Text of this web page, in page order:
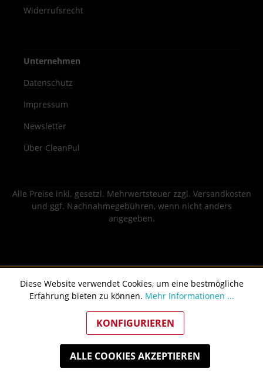
Widerrufsrecht
Unternehmen
Datenschutz
Impressum
Newsletter
Über CleanPul
Alle Preise inkl. gesetzl. Mehrwertsteuer zzgl. Versandkosten
und ggf. Nachnahmegebühren, wenn nicht anders
angegeben.
Diese Website verwendet Cookies, um eine bestmögliche
Erfahrung bieten zu können. Mehr Informationen ...
KONFIGURIEREN
ALLE COOKIES AKZEPTIEREN